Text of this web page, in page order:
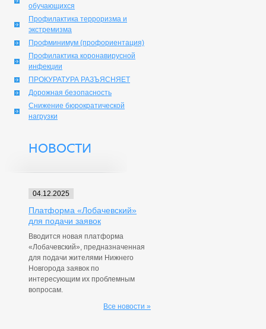
обучающихся
Профилактика терроризма и
экстремизма
Профминимум (профориентация)
Профилактика коронавирусной
инфекции
ПРОКУРАТУРА РАЗЪЯСНЯЕТ
Дорожная безопасность
Снижение бюрократической
нагрузки
НОВОСТИ
04.12.2025
Платформа «Лобачевский»
для подачи заявок
Вводится новая платформа
«Лобачевский», предназначенная
для подачи жителями Нижнего
Новгорода заявок по
интересующим их проблемным
вопросам.
Все новости »